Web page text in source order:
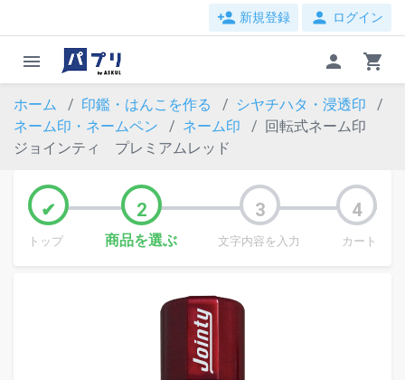
person_add 新規登録 person ログイン
menu person shopping_cart
ホーム 印鑑・はんこを作る
シヤチハタ・浸透印
ネーム印・ネームペン
ネーム印
回転式ネーム印
ジョインティ プレミアムレッド
トップ 商品を選ぶ 文字内容を入力 カート